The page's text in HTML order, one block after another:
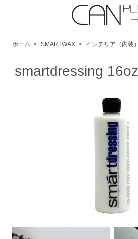
ホーム > SMARTWAX > インテリア（内装）
smartdressing 16oz